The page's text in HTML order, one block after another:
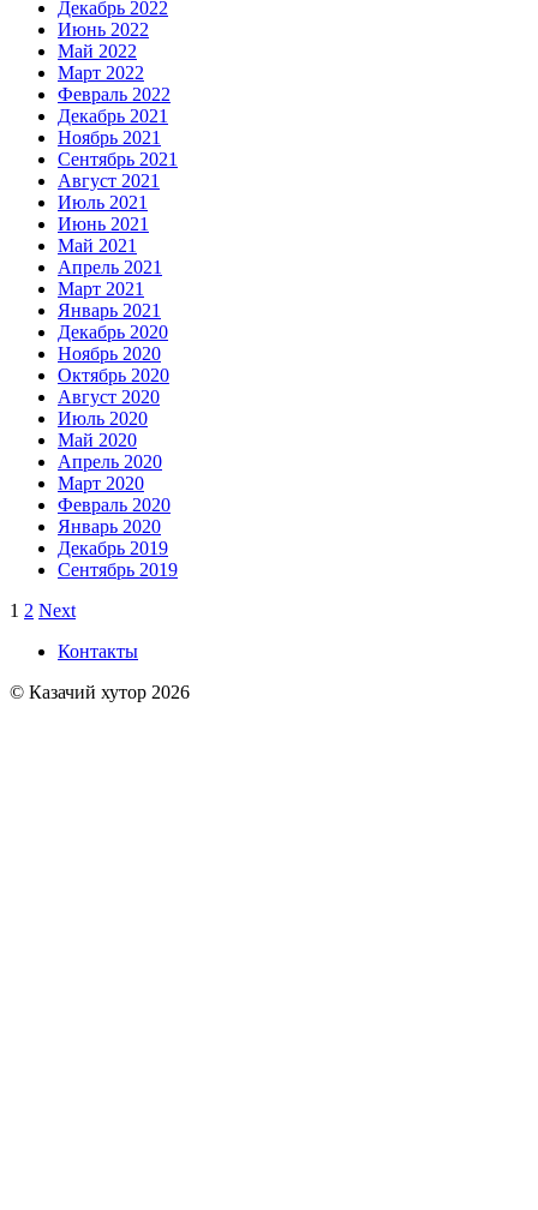
Декабрь 2022
Июнь 2022
Май 2022
Март 2022
Февраль 2022
Декабрь 2021
Ноябрь 2021
Сентябрь 2021
Август 2021
Июль 2021
Июнь 2021
Май 2021
Апрель 2021
Март 2021
Январь 2021
Декабрь 2020
Ноябрь 2020
Октябрь 2020
Август 2020
Июль 2020
Май 2020
Апрель 2020
Март 2020
Февраль 2020
Январь 2020
Декабрь 2019
Сентябрь 2019
1 2 Next
Контакты
© Казачий хутор 2026